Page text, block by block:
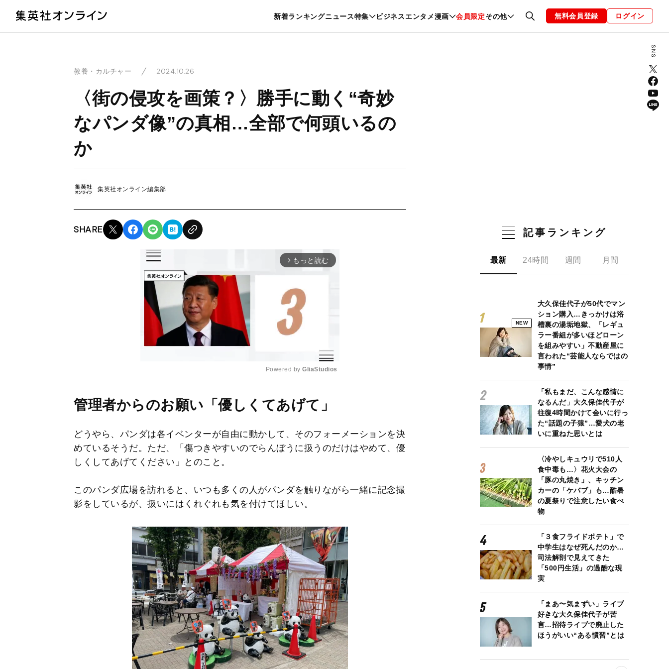
新着ランキングニュース特集 ビジネスエンタメ漫画 会員限定その他
暮らし スポーツ ヘルスケア 美容 グルメ ファッション 恋愛・結婚 編集部 お知らせ
無料会員登録 ログイン
教養・カルチャー 2024.10.26
〈街の侵攻を画策？〉勝手に動く“奇妙
なパンダ像”の真相…全部で何頭いるの
か
集英社オンライン編集部
SHARE
arrow_forward_ios もっと読む
M
e
Powered by GliaStudios
管理者からのお願い「優しくてあげて」
どうやら、パンダは各イベンターが自由に動かして、そのフォーメーションを決
めているそうだ。ただ、「傷つきやすいのでらんぼうに扱うのだけはやめて、優
しくしてあげてください」とのこと。
このパンダ広場を訪れると、いつも多くの人がパンダを触りながら一緒に記念撮
影をしているが、扱いにはくれぐれも気を付けてほしい。
記事ランキング
最新 24時間 週間 月間
NEW
大久保佳代子が50代でマン
ション購入…きっかけは浴
槽裏の湯垢地獄、「レギュ
ラー番組が多いほどローン
を組みやすい」不動産屋に
言われた“芸能人ならではの
事情”
「私もまだ、こんな感情に
なるんだ」大久保佳代子が
往復4時間かけて会いに行っ
た“話題の子猿”…愛犬の老
いに重ねた思いとは
〈冷やしキュウリで510人
食中毒も…〉花火大会の
「豚の丸焼き」、キッチン
カーの「ケバブ」も…酷暑
の夏祭りで注意したい食べ
物
「３食フライドポテト」で
中学生はなぜ死んだのか…
司法解剖で見えてきた
「500円生活」の過酷な現
実
「まあ〜気まずい」ライブ
好きな大久保佳代子が苦
言…招待ライブで廃止した
ほうがいい“ある慣習”とは